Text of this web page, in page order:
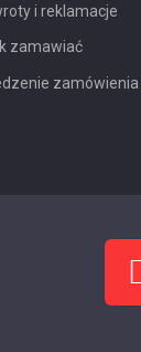
i reklamacje
zamawiać
zamówienia